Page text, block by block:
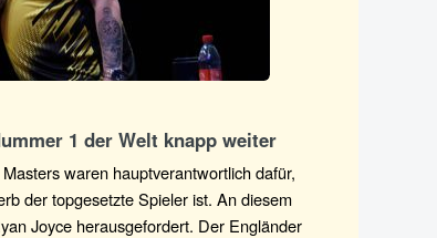
1 der Welt knapp weiter
waren hauptverantwortlich dafür,
der topgesetzte Spieler ist. An diesem
Joyce herausgefordert. Der Engländer